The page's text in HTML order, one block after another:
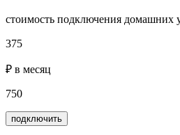
стоимость подключения домашних
375
₽ в месяц
750
подключить